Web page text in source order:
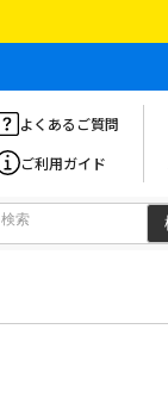
よくあるご質問
ご利用ガイド